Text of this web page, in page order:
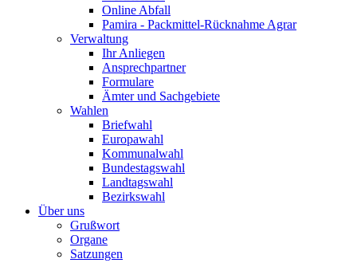
Online Abfall
Pamira - Packmittel-Rücknahme Agrar
Verwaltung
Ihr Anliegen
Ansprechpartner
Formulare
Ämter und Sachgebiete
Wahlen
Briefwahl
Europawahl
Kommunalwahl
Bundestagswahl
Landtagswahl
Bezirkswahl
Über uns
Grußwort
Organe
Satzungen